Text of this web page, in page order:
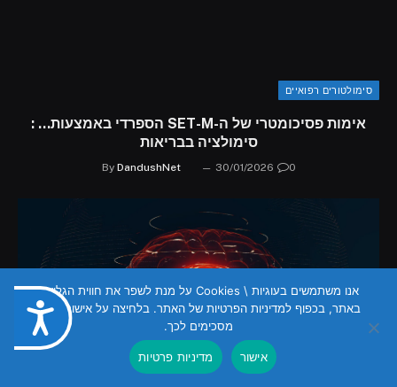
נגישות
סימולטורים רפואיים
אימות פסיכומטרי של ה-SET-M הספרדי באמצעות… :
סימולציה בבריאות
By DandushNet 30/01/2026 0
אנו משתמשים בעוגיות \ Cookies על מנת לשפר את חווית הגלישה
באתר, בכפוף למדיניות הפרטיות של האתר. בלחיצה על אישור הנכם
מסכימים לכך.
אישור מדיניות פרטיות